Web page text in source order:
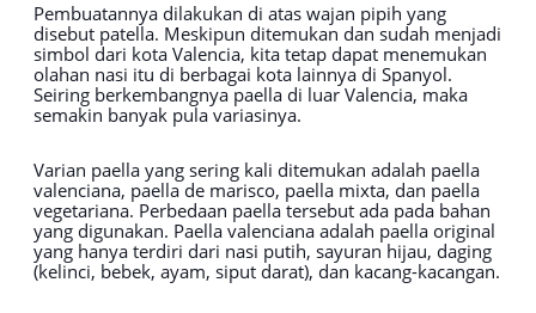
Pembuatannya dilakukan di atas wajan pipih yang
disebut patella. Meskipun ditemukan dan sudah menjadi
simbol dari kota Valencia, kita tetap dapat menemukan
olahan nasi itu di berbagai kota lainnya di Spanyol.
Seiring berkembangnya paella di luar Valencia, maka
semakin banyak pula variasinya.
Varian paella yang sering kali ditemukan adalah paella
valenciana, paella de marisco, paella mixta, dan paella
vegetariana. Perbedaan paella tersebut ada pada bahan
yang digunakan. Paella valenciana adalah paella original
yang hanya terdiri dari nasi putih, sayuran hijau, daging
(kelinci, bebek, ayam, siput darat), dan kacang-kacangan.